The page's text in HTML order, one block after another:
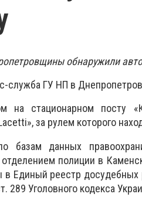
обнаружили
служба ГУ НП в
на стационарном посту
за рулем которого
базам данных
полиции в
в Единый реестр
289 Уголовного кодекса